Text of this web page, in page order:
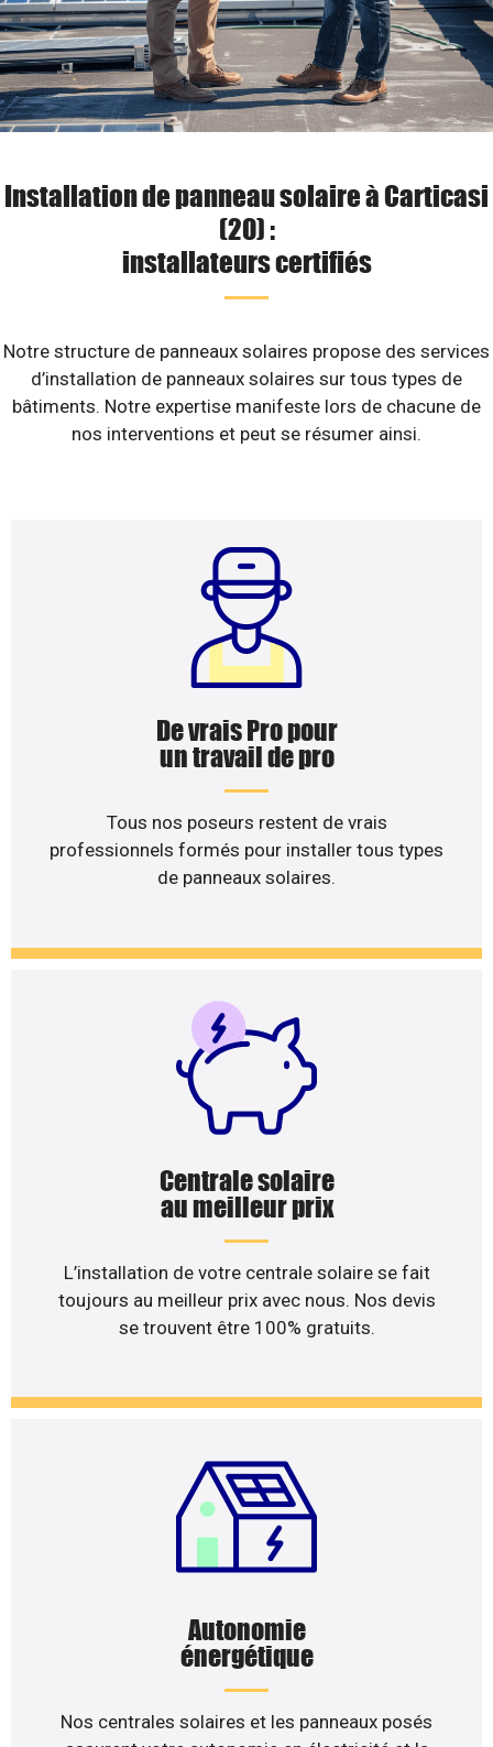
Installation de panneau solaire à Carticasi
(20) :
installateurs certifiés
Notre structure de panneaux solaires propose des services
d’installation de panneaux solaires sur tous types de
bâtiments. Notre expertise manifeste lors de chacune de
nos interventions et peut se résumer ainsi.
De vrais Pro pour
un travail de pro
Tous nos poseurs restent de vrais
professionnels formés pour installer tous types
de panneaux solaires.
Centrale solaire
au meilleur prix
L’installation de votre centrale solaire se fait
toujours au meilleur prix avec nous. Nos devis
se trouvent être 100% gratuits.
Autonomie
énergétique
Nos centrales solaires et les panneaux posés